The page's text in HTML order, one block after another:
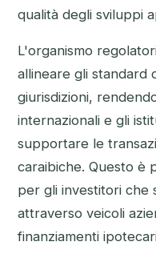
qualità degli sviluppi
L'organismo
allineare gli standard
giurisdizioni,
internazionali e gli
supportare le
caraibiche. Questo è
per gli investitori che
attraverso veicoli
finanziamenti